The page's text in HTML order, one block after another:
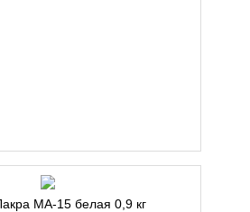
МА-15 белая 0,9 кг